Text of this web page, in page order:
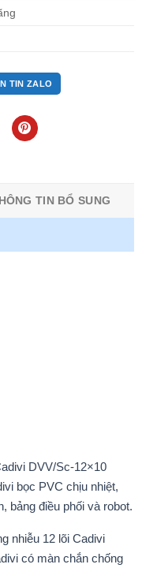
TIN ZALO
TIN BỔ SUNG
DVV/Sc-12×10
bọc PVC chịu nhiệt,
bảng điều phối và robot.
nhiễu 12 lõi Cadivi
có màn chắn chống